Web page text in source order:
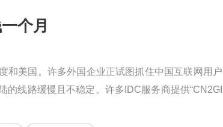
个月
和美国。许多外国企业正试图抓住中国互联网用户
线路缓慢且不稳定。许多IDC服务商提供“CN2GI